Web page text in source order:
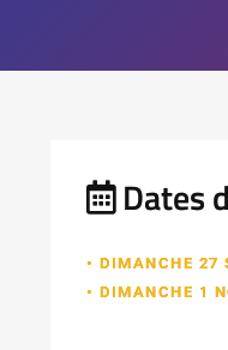
Dates
• DIMANCHE 27
• DIMANCHE 1